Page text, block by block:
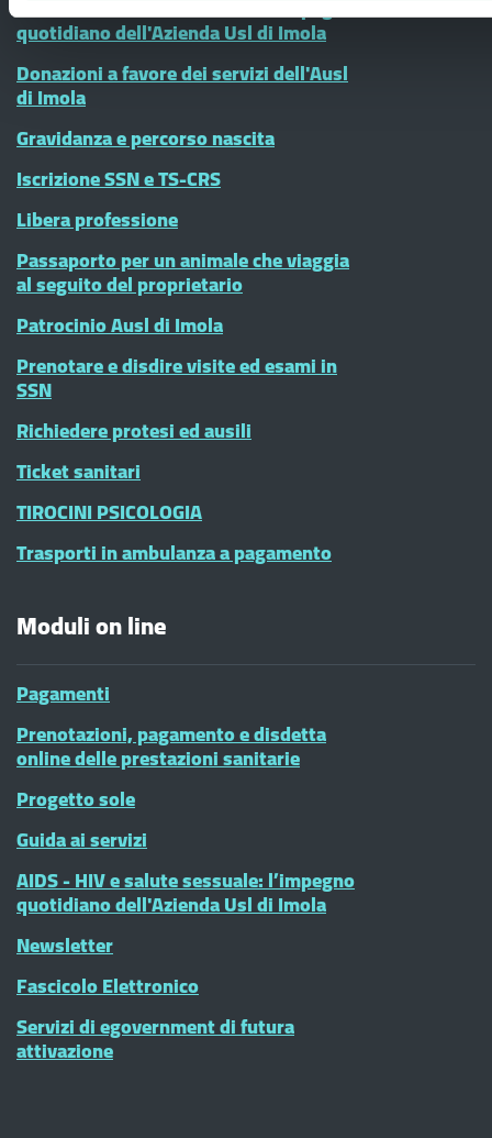
AIDS - HIV e salute sessuale: l’impegno
quotidiano dell'Azienda Usl di Imola
Donazioni a favore dei servizi dell'Ausl
di Imola
Gravidanza e percorso nascita
Iscrizione SSN e TS-CRS
Libera professione
Passaporto per un animale che viaggia
al seguito del proprietario
Patrocinio Ausl di Imola
Prenotare e disdire visite ed esami in
SSN
Richiedere protesi ed ausili
Ticket sanitari
TIROCINI PSICOLOGIA
Trasporti in ambulanza a pagamento
Moduli on line
Pagamenti
Prenotazioni, pagamento e disdetta
online delle prestazioni sanitarie
Progetto sole
Guida ai servizi
AIDS - HIV e salute sessuale: l’impegno
quotidiano dell'Azienda Usl di Imola
Newsletter
Fascicolo Elettronico
Servizi di egovernment di futura
attivazione